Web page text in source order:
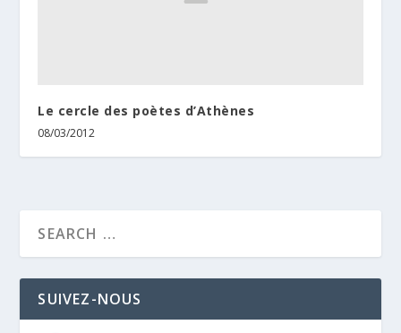
Le cercle des poètes d’Athènes
08/03/2012
SUIVEZ-NOUS